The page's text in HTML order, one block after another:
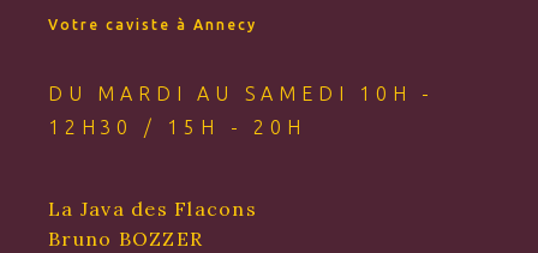
Votre caviste à Annecy
DU MARDI AU SAMEDI 10H -
12H30 / 15H - 20H
La Java des Flacons
Bruno BOZZER